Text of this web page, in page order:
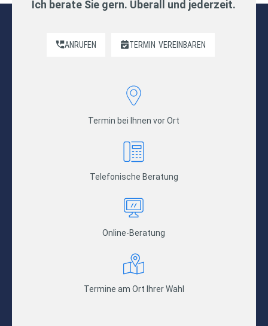
Ich berate Sie gern. Überall und jederzeit.
ANRUFEN TERMIN VEREINBAREN
Termin bei Ihnen vor Ort
Telefonische Beratung
Online-Beratung
Termine am Ort Ihrer Wahl